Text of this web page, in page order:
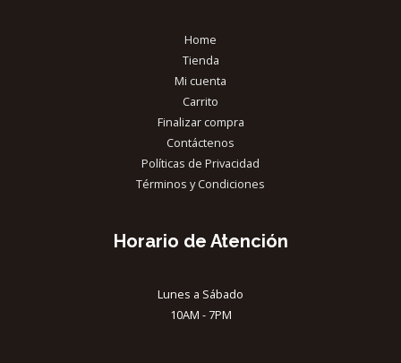
Home
Tienda
Mi cuenta
Carrito
Finalizar compra
Contáctenos
Políticas de Privacidad
Términos y Condiciones
Horario de Atención
Lunes a Sábado
10AM - 7PM